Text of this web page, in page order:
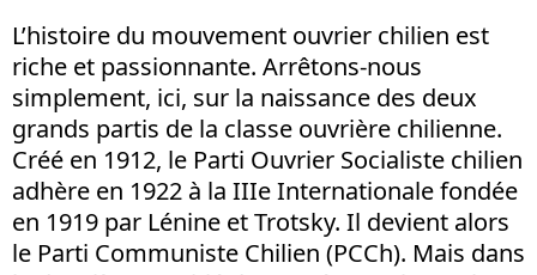
L’histoire du mouvement ouvrier chilien est
riche et passionnante. Arrêtons-nous
simplement, ici, sur la naissance des deux
grands partis de la classe ouvrière chilienne.
Créé en 1912, le Parti Ouvrier Socialiste chilien
adhère en 1922 à la IIIe Internationale fondée
en 1919 par Lénine et Trotsky. Il devient alors
le Parti Communiste Chilien (PCCh). Mais dans